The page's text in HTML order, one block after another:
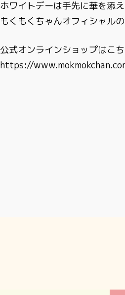
ホワイトデーは手先に華を添
もくもくちゃんオフィシャル
公式オンラインショップはこち
https://